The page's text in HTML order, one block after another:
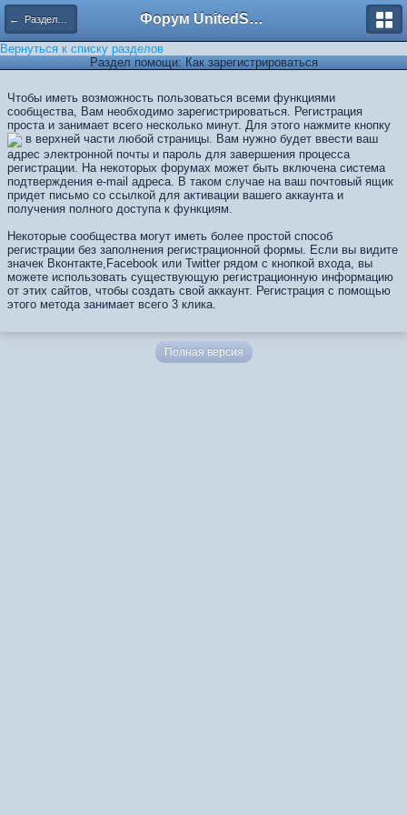
← Разделы помощи Форум UnitedSouth
Вернуться к списку разделов
Раздел помощи: Как зарегистрироваться
Чтобы иметь возможность пользоваться всеми функциями
сообщества, Вам необходимо зарегистрироваться. Регистрация
проста и занимает всего несколько минут. Для этого нажмите кнопку
в верхней части любой страницы. Вам нужно будет ввести ваш
адрес электронной почты и пароль для завершения процесса
регистрации. На некоторых форумах может быть включена система
подтверждения e-mail адреса. В таком случае на ваш почтовый ящик
придет письмо со ссылкой для активации вашего аккаунта и
получения полного доступа к функциям.
Некоторые сообщества могут иметь более простой способ
регистрации без заполнения регистрационной формы. Если вы видите
значек Вконтакте,Facebook или Twitter рядом с кнопкой входа, вы
можете использовать существующую регистрационную информацию
от этих сайтов, чтобы создать свой ​​аккаунт. Регистрация с помощью
этого метода занимает всего 3 клика.
Полная версия